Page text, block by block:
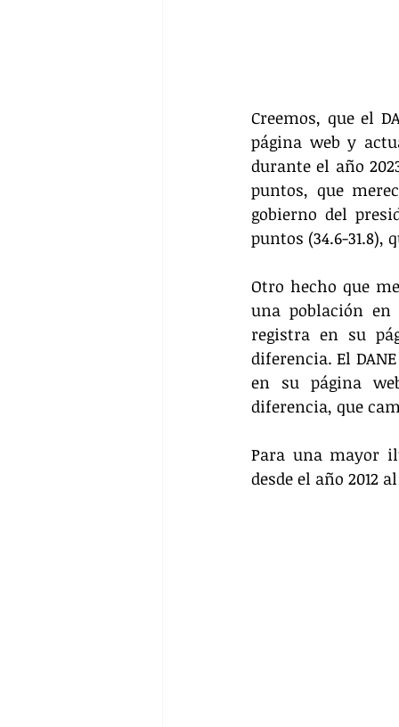
Creemos, que el
página web y
durante el año
puntos, que
gobierno del
puntos (34.6-31.8),
Otro hecho que
una población en
registra en su
diferencia. El
en su página
diferencia, que
Para una mayor
desde el año 2012